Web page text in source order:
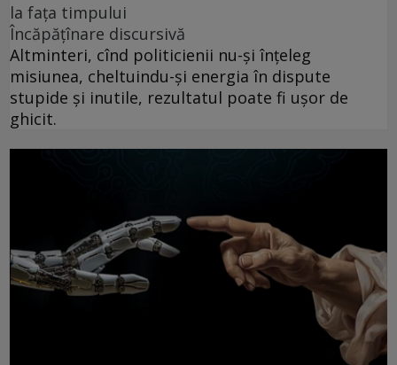
la fața timpului
Încăpățînare discursivă
Altminteri, cînd politicienii nu-și înțeleg
misiunea, cheltuindu-și energia în dispute
stupide și inutile, rezultatul poate fi ușor de
ghicit.